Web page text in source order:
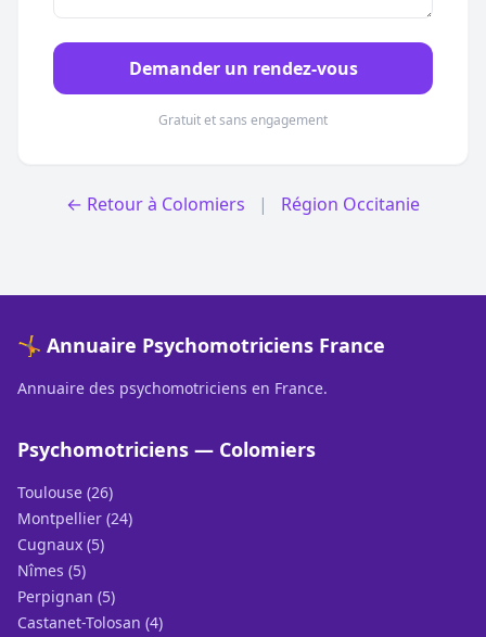
Demander un rendez-vous
Gratuit et sans engagement
← Retour à Colomiers | Région Occitanie
🤸 Annuaire Psychomotriciens France
Annuaire des psychomotriciens en France.
Psychomotriciens — Colomiers
Toulouse (26)
Montpellier (24)
Cugnaux (5)
Nîmes (5)
Perpignan (5)
Castanet-Tolosan (4)